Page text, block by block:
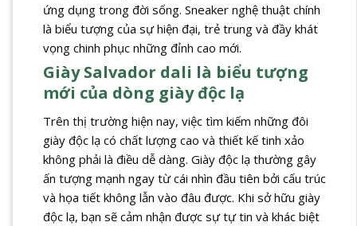
ứng dụng trong đời sống. Sneaker nghệ thuật chính
là biểu tượng của sự hiện đại, trẻ trung và đầy khát
vọng chinh phục những đỉnh cao mới.
Giày Salvador dali là biểu tượng
mới của dòng giày độc lạ
Trên thị trường hiện nay, việc tìm kiếm những đôi
giày độc lạ có chất lượng cao và thiết kế tinh xảo
không phải là điều dễ dàng. Giày độc lạ thường gây
ấn tượng mạnh ngay từ cái nhìn đầu tiên bởi cấu trúc
và họa tiết không lẫn vào đâu được. Khi sở hữu giày
độc lạ, bạn sẽ cảm nhận được sự tự tin và khác biệt